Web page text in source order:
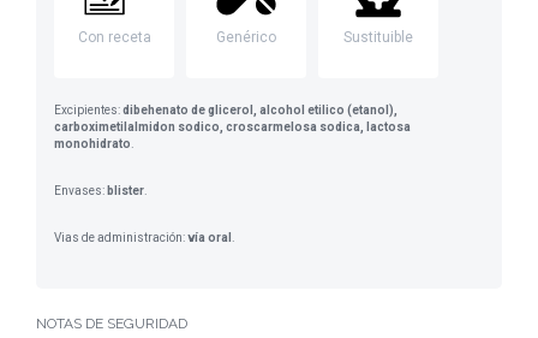
Con receta Genérico Sustituible
Excipientes:dibehenato de glicerol, alcohol etilico (etanol),
carboximetilalmidon sodico, croscarmelosa sodica, lactosa
monohidrato
Envases: blister
Vias de administración:vía oral
NOTAS DE SEGURIDAD